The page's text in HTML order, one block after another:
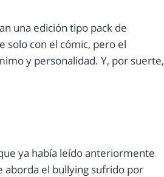
una edición tipo pack de
solo con el cómic, pero el
y personalidad. Y, por suerte,
ya había leído anteriormente
aborda el bullying sufrido por